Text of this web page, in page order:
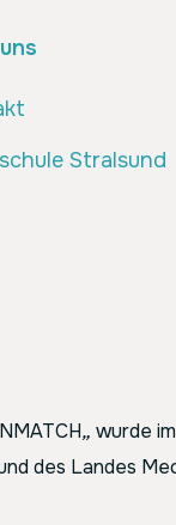
Stralsund
„ wurde
des Landes